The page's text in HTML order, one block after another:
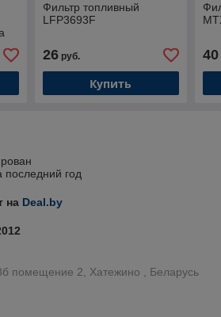
Фильтр топливный
LFP3693F
26руб.
Купить
40
последний год
на Deal.by
помещение 2, Хатежино , Беларусь